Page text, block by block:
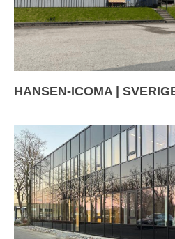
HANSEN-ICOMA |